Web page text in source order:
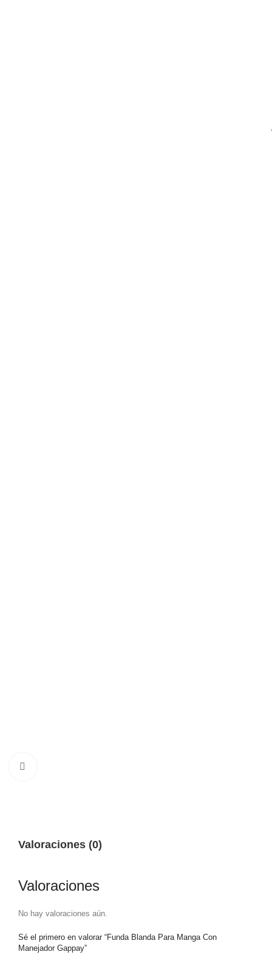
Valoraciones (0)
Valoraciones
No hay valoraciones aún.
Sé el primero en valorar “Funda Blanda Para Manga Con
Manejador Gappay”